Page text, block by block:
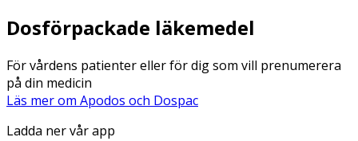
Dosförpackade läkemedel
För vårdens patienter eller för dig som vill prenumerera
på din medicin
Läs mer om Apodos och Dospac
Ladda ner vår app